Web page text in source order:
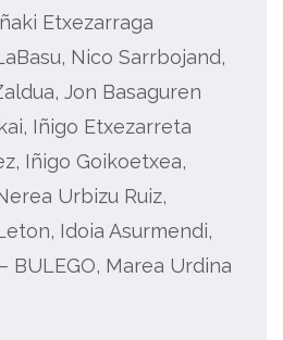
Etxezarraga
Nico Sarrbojand,
Jon Basaguren
Iñigo Etxezarreta
Iñigo Goikoetxea,
Urbizu Ruiz,
Idoia Asurmendi,
BULEGO, Marea Urdina